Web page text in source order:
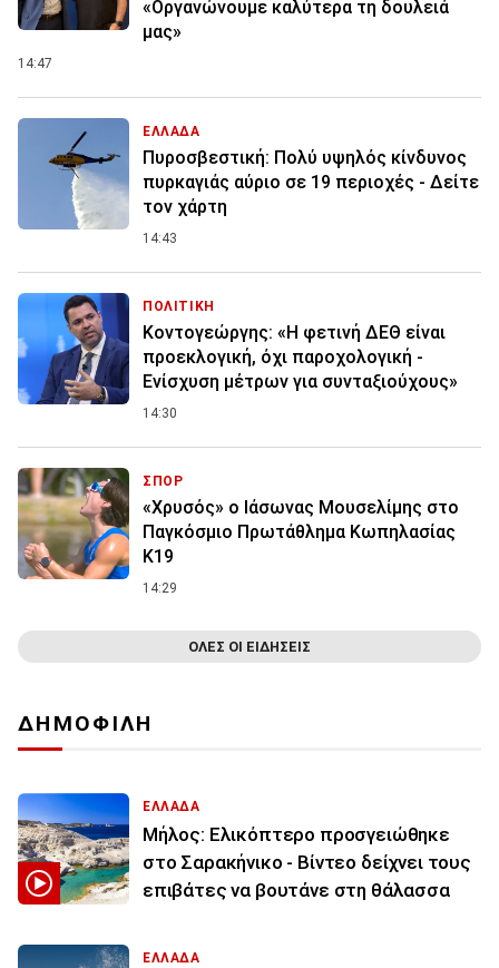
«Οργανώνουμε καλύτερα τη δουλειά
μας»
14:47
ΕΛΛΑΔΑ
Πυροσβεστική: Πολύ υψηλός κίνδυνος
πυρκαγιάς αύριο σε 19 περιοχές - Δείτε
τον χάρτη
14:43
ΠΟΛΙΤΙΚΗ
Κοντογεώργης: «Η φετινή ΔΕΘ είναι
προεκλογική, όχι παροχολογική -
Ενίσχυση μέτρων για συνταξιούχους»
14:30
ΣΠΟΡ
«Χρυσός» ο Ιάσωνας Μουσελίμης στο
Παγκόσμιο Πρωτάθλημα Κωπηλασίας
Κ19
14:29
ΟΛΕΣ ΟΙ ΕΙΔΗΣΕΙΣ
ΔΗΜΟΦΙΛΗ
ΕΛΛΑΔΑ
Μήλος: Ελικόπτερο προσγειώθηκε
στο Σαρακήνικο - Βίντεο δείχνει τους
επιβάτες να βουτάνε στη θάλασσα
ΕΛΛΑΔΑ